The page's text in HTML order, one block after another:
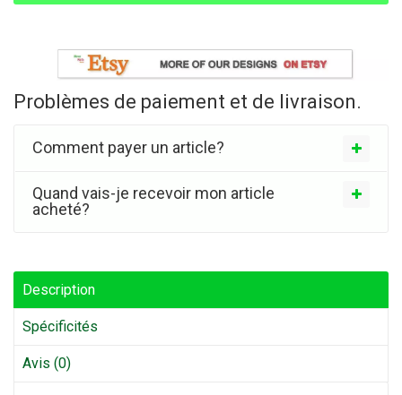
Problèmes de paiement et de livraison.
Comment payer un article?
Quand vais-je recevoir mon article
acheté?
Description
Spécificités
Avis (0)